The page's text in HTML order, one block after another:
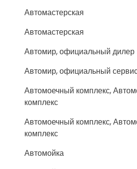
Автомастерская
Автомастерская
Автомир, официальный
Автомир, официальный
Автомоечный комплекс,
комплекс
Автомоечный комплекс,
комплекс
Автомойка